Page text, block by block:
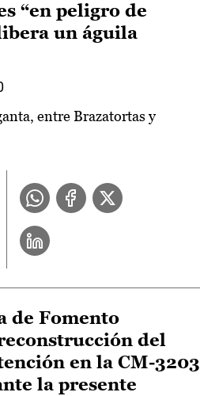
“en peligro de
un águila
entre Brazatortas y
de Fomento
del
en la CM-3203
la presente